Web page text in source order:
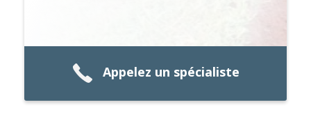
Appelez un spécialiste